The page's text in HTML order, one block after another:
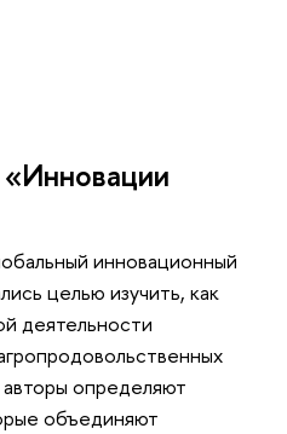
инновационный
целью изучить, как
деятельности
определяют
объединяют